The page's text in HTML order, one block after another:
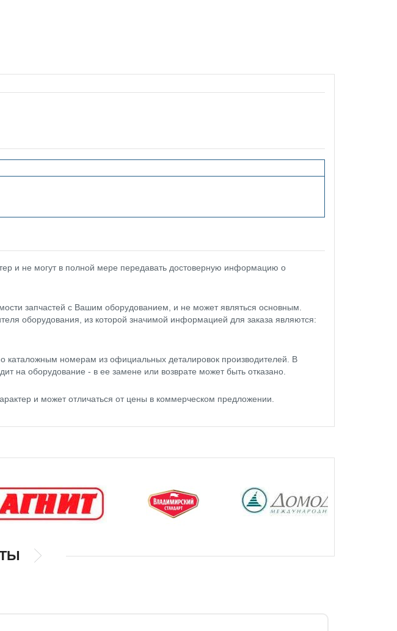
и не могут в полной мере передавать достоверную информацию о
запчастей с Вашим оборудованием, и не может являться основным.
оборудования, из которой значимой информацией для заказа являются:
каталожным номерам из официальных деталировок производителей. В
на оборудование - в ее замене или возврате может быть отказано.
и может отличаться от цены в коммерческом предложении.